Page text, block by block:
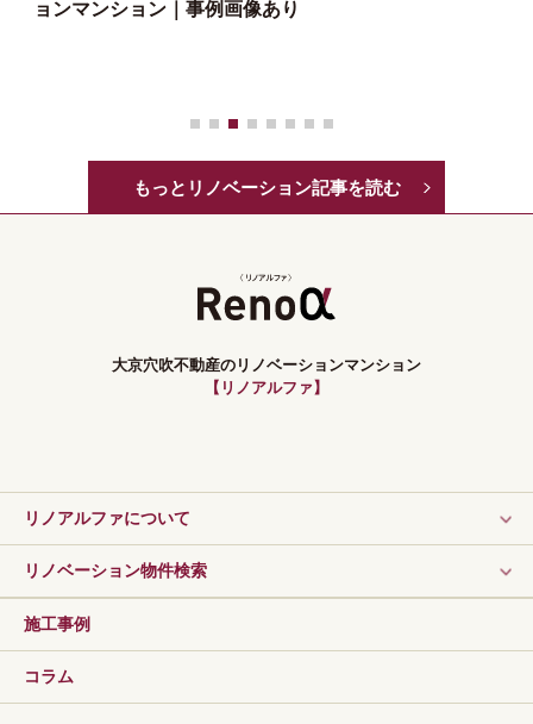
ョンマンション｜事例画像あり
もっとリノベーション記事を読む
大京穴吹不動産のリノベーションマンション
【リノアルファ】
リノアルファについて
リノベーション物件検索
施工事例
コラム